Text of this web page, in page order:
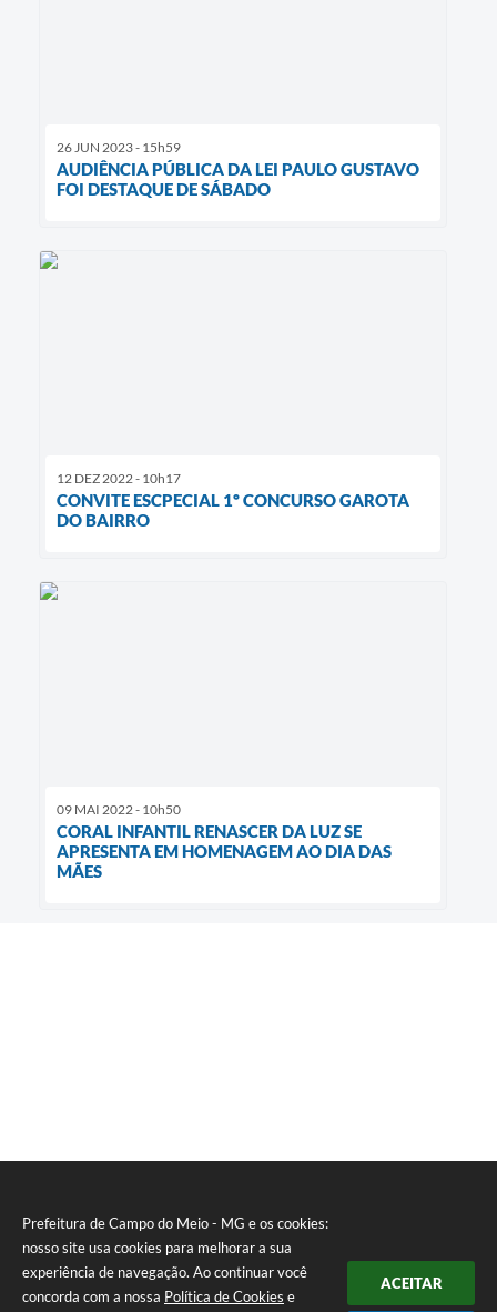
Prefeitura de Campo do Meio - MG e os cookies:
nosso site usa cookies para melhorar a sua
experiência de navegação. Ao continuar você
concorda com a nossa Política de Cookies e
ACEITAR
26 JUN 2023 - 15h59
AUDIÊNCIA PÚBLICA DA LEI PAULO GUSTAVO
FOI DESTAQUE DE SÁBADO
12 DEZ 2022 - 10h17
CONVITE ESCPECIAL 1º CONCURSO GAROTA
DO BAIRRO
09 MAI 2022 - 10h50
CORAL INFANTIL RENASCER DA LUZ SE
APRESENTA EM HOMENAGEM AO DIA DAS
MÃES